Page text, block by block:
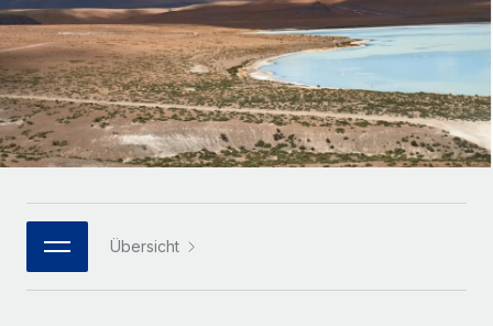
INFRASTRUKTUR
Remote Embedded
Nahtlose Integration der HR in bestehende Abläufe
Plattform
Integrierte HR-Kernfunktionen für dein Team
MCP
Integrationen
Mittelstand
Maßgeschneiderte HR-Lösungen, um Teams zu
vergrößern
Enterprise
Globale HR für Konzerne und Großunternehmen
PARTNER WERDEN
Flexible Einbettung von Global-HR-Funktionen in deine
LERNEN MIT REMOTE
Forschung und Leitfäden
Fallstudien
HR-Glossar
Bibliothek für Stellenbeschreibungen
Webinare
Español
Italiano
Português (Portugal)
한국어 Übersicht